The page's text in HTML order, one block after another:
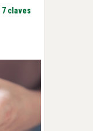
7 claves